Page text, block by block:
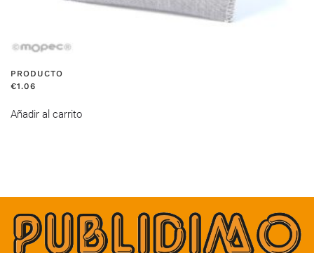
PRODUCTO
€1.06
Añadir al carrito